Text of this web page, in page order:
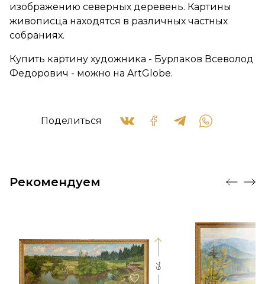
изображению северных деревень. Картины
живописца находятся в различных частных
собраниях.
Купить картину художника - Бурлаков Всеволод
Федорович - можно на ArtGlobe.
Поделиться
Рекомендуем
64